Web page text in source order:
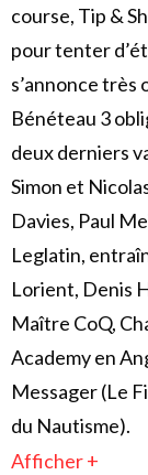
course, Tip &
pour tenter
s’annonce
Bénéteau 3
deux derniers
Simon et
Davies, Paul
Leglatin,
Lorient, Denis
Maître CoQ,
Academy en
Messager (Le
du Nautisme).
Afficher +